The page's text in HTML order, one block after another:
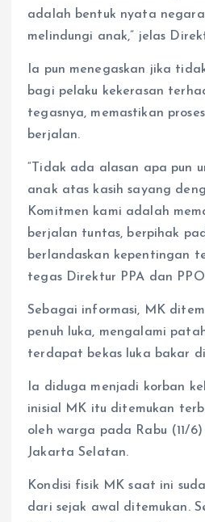
adalah bentuk nyata
melindungi anak,” jelas
Ia pun menegaskan jika
bagi pelaku kekerasan
tegasnya, memastikan
berjalan.
“Tidak ada alasan apa pun
anak atas kasih sayang
Komitmen kami adalah
berjalan tuntas, berpihak
berlandaskan kepentingan
tegas Direktur PPA dan
Sebagai informasi, MK
penuh luka, mengalami
terdapat bekas luka bakar
Ia diduga menjadi korban
inisial MK itu ditemukan
oleh warga pada Rabu (11/
Jakarta Selatan.
Kondisi fisik MK saat ini
dari sejak awal ditemukan.